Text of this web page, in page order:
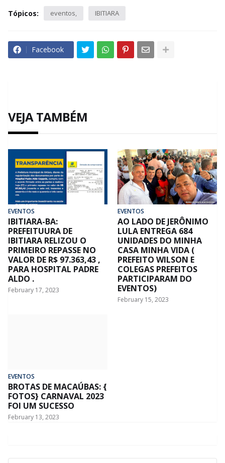
Tópicos: eventos IBITIARA
Facebook
VEJA TAMBÉM
EVENTOS
IBITIARA-BA:
PREFEITUURA DE
IBITIARA RELIZOU O
PRIMEIRO REPASSE NO
VALOR DE R$ 97.363,43 ,
PARA HOSPITAL PADRE
ALDO .
February 17, 2023
EVENTOS
AO LADO DE JERÔNIMO
LULA ENTREGA 684
UNIDADES DO MINHA
CASA MINHA VIDA (
PREFEITO WILSON E
COLEGAS PREFEITOS
PARTICIPARAM DO
EVENTOS)
February 15, 2023
EVENTOS
BROTAS DE MACAÚBAS: {
FOTOS} CARNAVAL 2023
FOI UM SUCESSO
February 13, 2023